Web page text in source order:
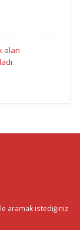
alan
aramak istediğiniz